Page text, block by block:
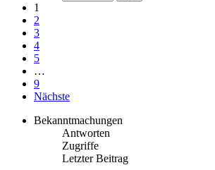
1
2
3
4
5
…
9
Nächste
Bekanntmachungen
Antworten
Zugriffe
Letzter Beitrag